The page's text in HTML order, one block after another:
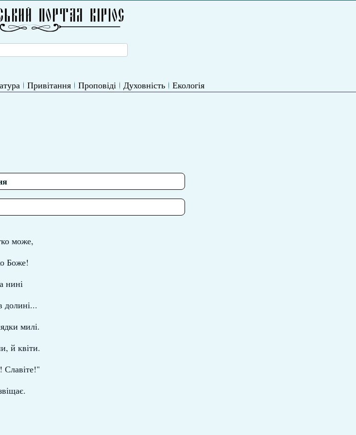
Привітання Проповіді Духовність Екологія
може,
Боже!
нині
долині...
милі.
й квіти.
Славіте!"